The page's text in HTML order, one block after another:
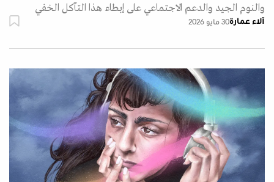
والنوم الجيد والدعم الاجتماعي على إبطاء هذا التآكل الخفي
آلاء عمارة30 مايو 2026